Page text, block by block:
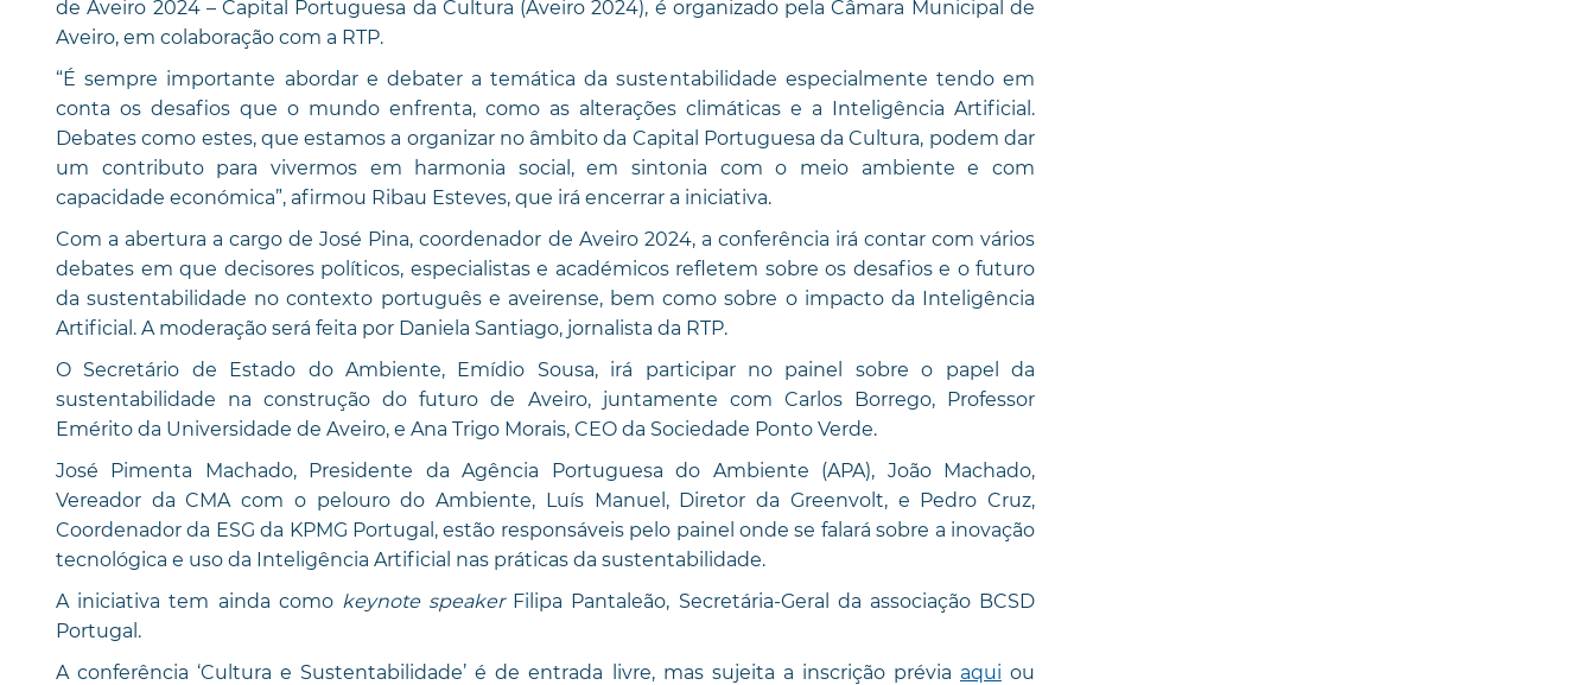
de Aveiro 2024 – Capital Portuguesa da Cultura (Aveiro 2024), é organizado pela Câmara Municipal de
Aveiro, em colaboração com a RTP.
“É sempre importante abordar e debater a temática da sustentabilidade especialmente tendo em
conta os desafios que o mundo enfrenta, como as alterações climáticas e a Inteligência Artificial.
Debates como estes, que estamos a organizar no âmbito da Capital Portuguesa da Cultura, podem dar
um contributo para vivermos em harmonia social, em sintonia com o meio ambiente e com
capacidade económica”, afirmou Ribau Esteves, que irá encerrar a iniciativa.
Com a abertura a cargo de José Pina, coordenador de Aveiro 2024, a conferência irá contar com vários
debates em que decisores políticos, especialistas e académicos refletem sobre os desafios e o futuro
da sustentabilidade no contexto português e aveirense, bem como sobre o impacto da Inteligência
Artificial. A moderação será feita por Daniela Santiago, jornalista da RTP.
O Secretário de Estado do Ambiente, Emídio Sousa, irá participar no painel sobre o papel da
sustentabilidade na construção do futuro de Aveiro, juntamente com Carlos Borrego, Professor
Emérito da Universidade de Aveiro, e Ana Trigo Morais, CEO da Sociedade Ponto Verde.
José Pimenta Machado, Presidente da Agência Portuguesa do Ambiente (APA), João Machado,
Vereador da CMA com o pelouro do Ambiente, Luís Manuel, Diretor da Greenvolt, e Pedro Cruz,
Coordenador da ESG da KPMG Portugal, estão responsáveis pelo painel onde se falará sobre a inovação
tecnológica e uso da Inteligência Artificial nas práticas da sustentabilidade.
A iniciativa tem ainda como keynote speakerFilipa Pantaleão, Secretária-Geral da associação BCSD
Portugal.
A conferência ‘Cultura e Sustentabilidade’ é de entrada livre, mas sujeita a inscrição prévia aqui ou